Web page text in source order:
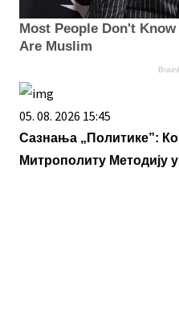
Most People Don't
Are Muslim
05. 08. 2026 15:45
Сазнања „Политике”: Ко
Митрополиту Методију